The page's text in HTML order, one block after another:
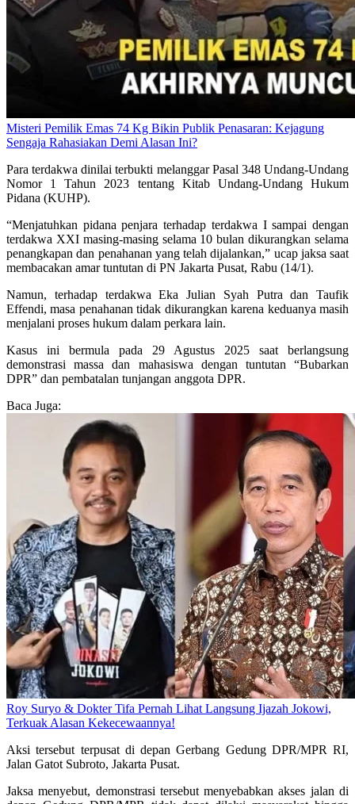
Misteri Pemilik Emas 74 Kg Bikin Publik Penasaran: Kejagung
Sengaja Rahasiakan Demi Alasan Ini?
Para terdakwa dinilai terbukti melanggar Pasal 348 Undang-Undang
Nomor 1 Tahun 2023 tentang Kitab Undang-Undang Hukum
Pidana (KUHP).
“Menjatuhkan pidana penjara terhadap terdakwa I sampai dengan
terdakwa XXI masing-masing selama 10 bulan dikurangkan selama
penangkapan dan penahanan yang telah dijalankan,” ucap jaksa saat
membacakan amar tuntutan di PN Jakarta Pusat, Rabu (14/1).
Namun, terhadap terdakwa Eka Julian Syah Putra dan Taufik
Effendi, masa penahanan tidak dikurangkan karena keduanya masih
menjalani proses hukum dalam perkara lain.
Kasus ini bermula pada 29 Agustus 2025 saat berlangsung
demonstrasi massa dan mahasiswa dengan tuntutan “Bubarkan
DPR” dan pembatalan tunjangan anggota DPR.
Baca Juga:
Roy Suryo & Dokter Tifa Pernah Lihat Langsung Ijazah Jokowi,
Terkuak Alasan Kekecewaannya!
Aksi tersebut terpusat di depan Gerbang Gedung DPR/MPR RI,
Jalan Gatot Subroto, Jakarta Pusat.
Jaksa menyebut, demonstrasi tersebut menyebabkan akses jalan di